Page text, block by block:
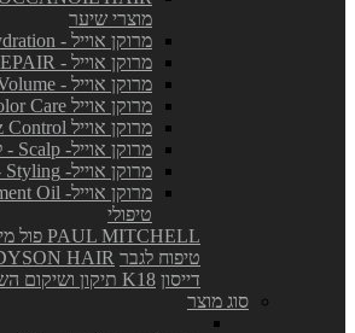
מוצרי שיער
מרוקן אוייל - Hydration לחות והזנה
מרוקן אוייל - REPAIR לשיקום השיער
מרוקן אוייל - Volume - להענקת נפח
מרוקן אוייל Color Care - לשיער צבוע
מרוקן אוייל Frizz Control - לניטרול קרזול
מרוקן אוייל- Scalp - לטיפול ואיזון הקרקפת
מרוקן אוייל- Styling - לעיצוב
טיפולי
PAUL MITCHELL פול מיטשל
טיפוח לגבר HAIR
דייסון K18 תיקון ושיקום השיער
סוג מוצר